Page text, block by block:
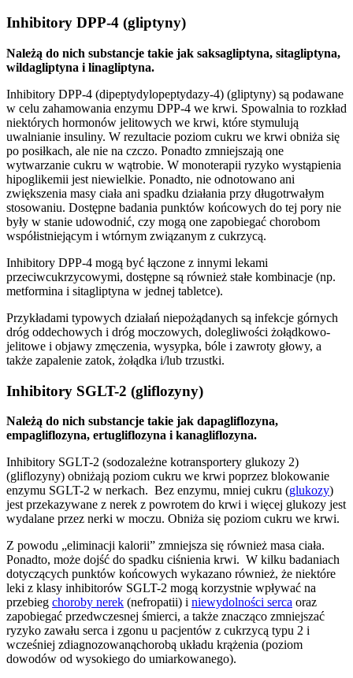
Inhibitory DPP-4 (gliptyny)
Należą do nich substancje takie jak saksagliptyna, sitagliptyna,
wildagliptyna i linagliptyna.
Inhibitory DPP-4 (dipeptydylopeptydazy-4) (gliptyny) są podawane
w celu zahamowania enzymu DPP-4 we krwi. Spowalnia to rozkład
niektórych hormonów jelitowych we krwi, które stymulują
uwalnianie insuliny. W rezultacie poziom cukru we krwi obniża się
po posiłkach, ale nie na czczo. Ponadto zmniejszają one
wytwarzanie cukru w wątrobie. W monoterapii ryzyko wystąpienia
hipoglikemii jest niewielkie. Ponadto, nie odnotowano ani
zwiększenia masy ciała ani spadku działania przy długotrwałym
stosowaniu. Dostępne badania punktów końcowych do tej pory nie
były w stanie udowodnić, czy mogą one zapobiegać chorobom
współistniejącym i wtórnym związanym z cukrzycą.
Inhibitory DPP-4 mogą być łączone z innymi lekami
przeciwcukrzycowymi, dostępne są również stałe kombinacje (np.
metformina i sitagliptyna w jednej tabletce).
Przykładami typowych działań niepożądanych są infekcje górnych
dróg oddechowych i dróg moczowych, dolegliwości żołądkowo-
jelitowe i objawy zmęczenia, wysypka, bóle i zawroty głowy, a
także zapalenie zatok, żołądka i/lub trzustki.
Inhibitory SGLT-2 (gliflozyny)
Należą do nich substancje takie jak dapagliflozyna,
empagliflozyna, ertugliflozyna i kanagliflozyna.
Inhibitory SGLT-2 (sodozależne kotransportery glukozy 2)
(gliflozyny) obniżają poziom cukru we krwi poprzez blokowanie
enzymu SGLT-2 w nerkach. Bez enzymu, mniej cukru (glukozy)
jest przekazywane z nerek z powrotem do krwi i więcej glukozy jest
wydalane przez nerki w moczu. Obniża się poziom cukru we krwi.
Z powodu „eliminacji kalorii” zmniejsza się również masa ciała.
Ponadto, może dojść do spadku ciśnienia krwi. W kilku badaniach
dotyczących punktów końcowych wykazano również, że niektóre
leki z klasy inhibitorów SGLT-2 mogą korzystnie wpływać na
przebieg choroby nerek (nefropatii) i niewydolności serca oraz
zapobiegać przedwczesnej śmierci, a także znacząco zmniejszać
ryzyko zawału serca i zgonu u pacjentów z cukrzycą typu 2 i
wcześniej zdiagnozowanąchorobą układu krążenia (poziom
dowodów od wysokiego do umiarkowanego).